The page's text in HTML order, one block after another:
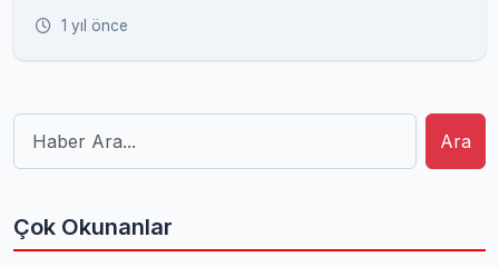
1 yıl önce
Ara
Çok Okunanlar